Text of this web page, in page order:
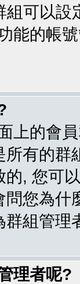
可以
能的帳
上的會
有的
, 您可
您為
組管理
理者呢?